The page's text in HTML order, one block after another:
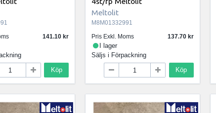
141.10
Köp
Meltolit
M8M01332991
Pris Exkl. Moms
137.70
I lager
Säljs i Förpackning
Köp